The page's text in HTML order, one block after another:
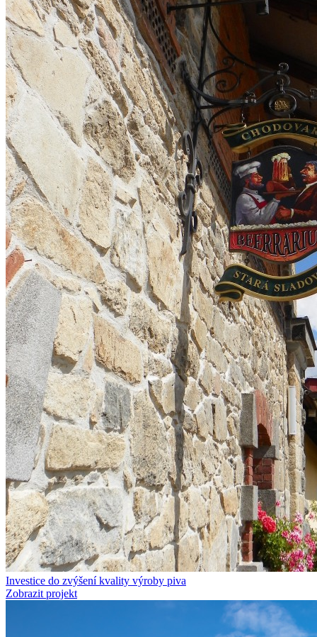
Investice do zvýšení kvality výroby piva
Zobrazit projekt